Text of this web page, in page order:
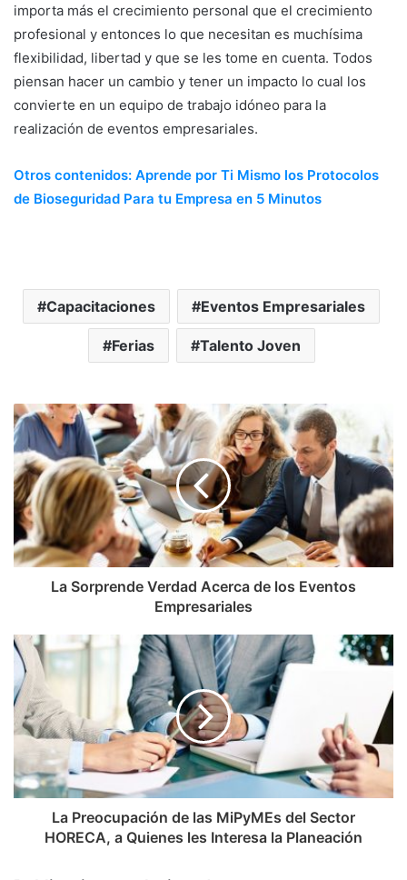
importa más el crecimiento personal que el crecimiento
profesional y entonces lo que necesitan es muchísima
flexibilidad, libertad y que se les tome en cuenta. Todos
piensan hacer un cambio y tener un impacto lo cual los
convierte en un equipo de trabajo idóneo para la
realización de eventos empresariales.
Otros contenidos: Aprende por Ti Mismo los Protocolos
de Bioseguridad Para tu Empresa en 5 Minutos
Capacitaciones Eventos Empresariales
Ferias Talento Joven
La Sorprende Verdad Acerca de los Eventos
Empresariales
La Preocupación de las MiPyMEs del Sector
HORECA, a Quienes les Interesa la Planeación